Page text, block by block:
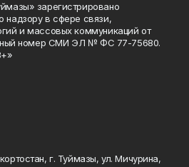
зарегистрировано
надзору в сфере связи,
и массовых коммуникаций от
номер СМИ ЭЛ № ФС 77-75680.
г. Туймазы, ул. Мичурина,